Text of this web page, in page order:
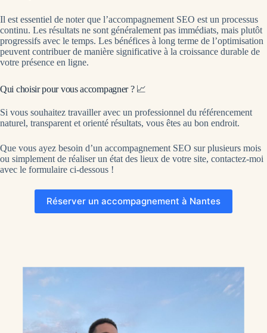
Il est essentiel de noter que l’accompagnement SEO est un processus
continu. Les résultats ne sont généralement pas immédiats, mais plutôt
progressifs avec le temps. Les bénéfices à long terme de l’optimisation
peuvent contribuer de manière significative à la croissance durable de
votre présence en ligne.
Qui choisir pour vous accompagner ? 📈
Si vous souhaitez travailler avec un professionnel du référencement
naturel, transparent et orienté résultats, vous êtes au bon endroit.
Que vous ayez besoin d’un accompagnement SEO sur plusieurs mois
ou simplement de réaliser un état des lieux de votre site, contactez-moi
avec le formulaire ci-dessous !
Réserver un accompagnement à Nantes